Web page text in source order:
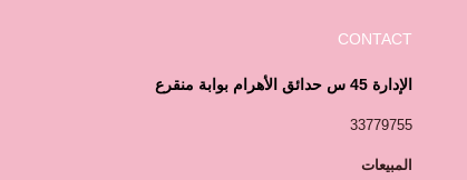
CONTACT
الإدارة 45 س حدائق الأهرام بوابة منقرع
33779755
المبيعات